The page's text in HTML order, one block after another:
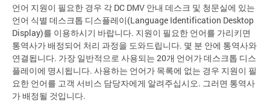
언어 지원이 필요한 경우 각 DC DMV 안내 데스크 및 청문실에 있는
언어 식별 데스크톱 디스플레이(Language Identification Desktop
Display)를 이용하시기 바랍니다. 지원이 필요한 언어를 가리키면
통역사가 배정되어 처리 과정을 도와드립니다. 몇 분 안에 통역사와
연결됩니다. 가장 일반적으로 사용되는 20개 언어가 데스크톱 디스
플레이에 명시됩니다. 사용하는 언어가 목록에 없는 경우 지원이 필
요한 언어를 고객 서비스 담당자에게 알려주십시오. 그러면 통역사
가 배정될 것입니다.